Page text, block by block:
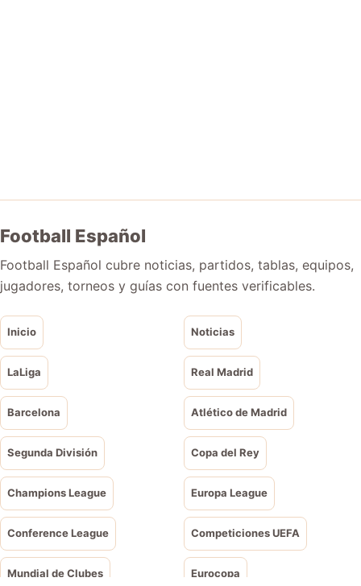
Football Español
Football Español cubre noticias, partidos, tablas, equipos,
jugadores, torneos y guías con fuentes verificables.
Inicio Noticias
LaLiga Real Madrid
Barcelona Atlético de Madrid
Segunda División Copa del Rey
Champions League Europa League
Conference League Competiciones UEFA
Mundial de Clubes Eurocopa